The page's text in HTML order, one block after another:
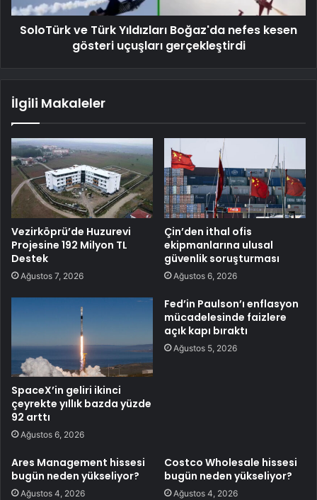
SoloTürk ve Türk Yıldızları Boğaz'da nefes kesen
gösteri uçuşları gerçekleştirdi
İlgili Makaleler
Vezirköprü’de Huzurevi
Projesine 192 Milyon TL
Destek
Ağustos 7, 2026
Çin’den ithal ofis
ekipmanlarına ulusal
güvenlik soruşturması
Ağustos 6, 2026
SpaceX’in geliri ikinci
çeyrekte yıllık bazda yüzde
92 arttı
Ağustos 6, 2026
Fed’in Paulson’ı enflasyon
mücadelesinde faizlere
açık kapı bıraktı
Ağustos 5, 2026
Ares Management hissesi
bugün neden yükseliyor?
Ağustos 4, 2026
Costco Wholesale hissesi
bugün neden yükseliyor?
Ağustos 4, 2026